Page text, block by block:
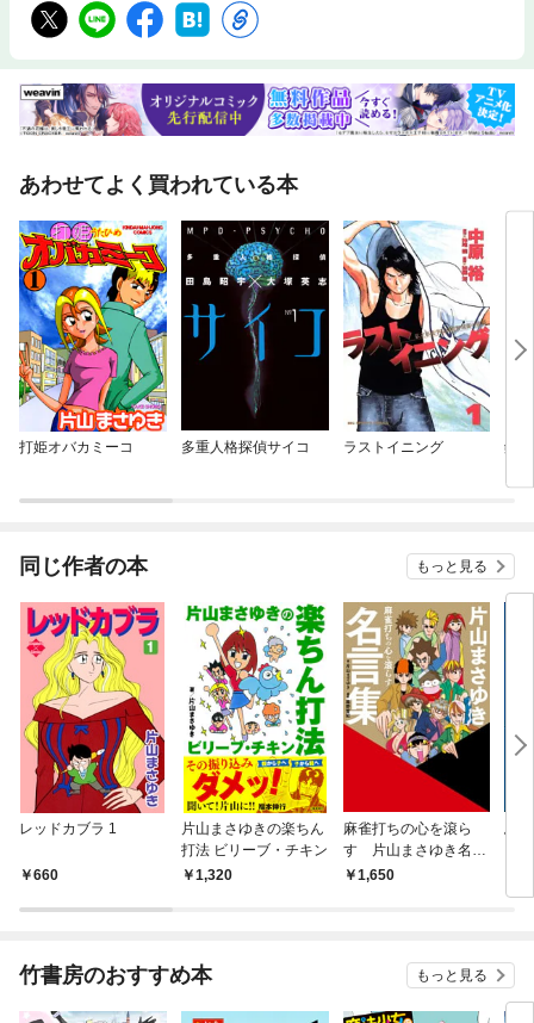
あわせてよく買われている本
打姫オバカミーコ 多重人格探偵サイコ ラストイニング 鋼
同じ作者の本 もっと見る
レッドカブラ 1
660
片山まさゆきの楽ちん
打法 ビリーブ・チキン
1,320
麻雀打ちの心を滾ら
す 片山まさゆき名言
集1,650
馬
竹書房のおすすめ本 もっと見る